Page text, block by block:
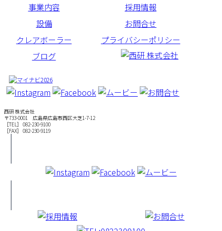
事業内容
設備
クレアボーラー
ブログ
採用情報
お問合せ
プライバシーポリシー
西研 株式会社
〒733-0001 広島県広島市西区大芝1-7-12
［TEL］ 082-230-9100
［FAX］ 082-230-9119